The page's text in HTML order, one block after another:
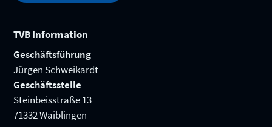
TVB Information
Geschäftsführung
Jürgen Schweikardt
Geschäftsstelle
Steinbeisstraße 13
71332 Waiblingen